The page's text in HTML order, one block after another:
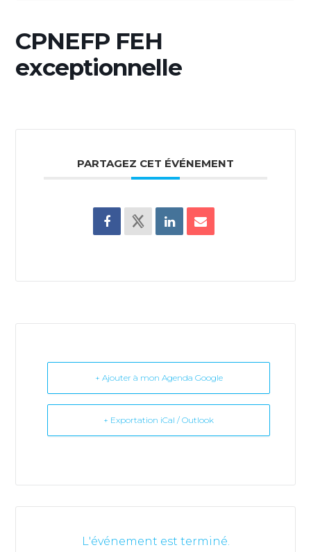
CPNEFP FEH
exceptionnelle
PARTAGEZ CET ÉVÉNEMENT
+ Ajouter à mon Agenda Google
+ Exportation iCal / Outlook
L'événement est terminé.